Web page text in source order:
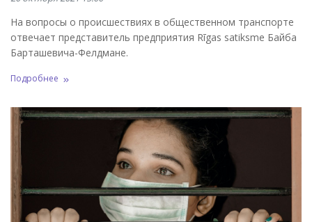
На вопросы о происшествиях в общественном транспорте
отвечает представитель предприятия Rīgas satiksme Байба
Барташевича-Фелдмане.
Подробнее